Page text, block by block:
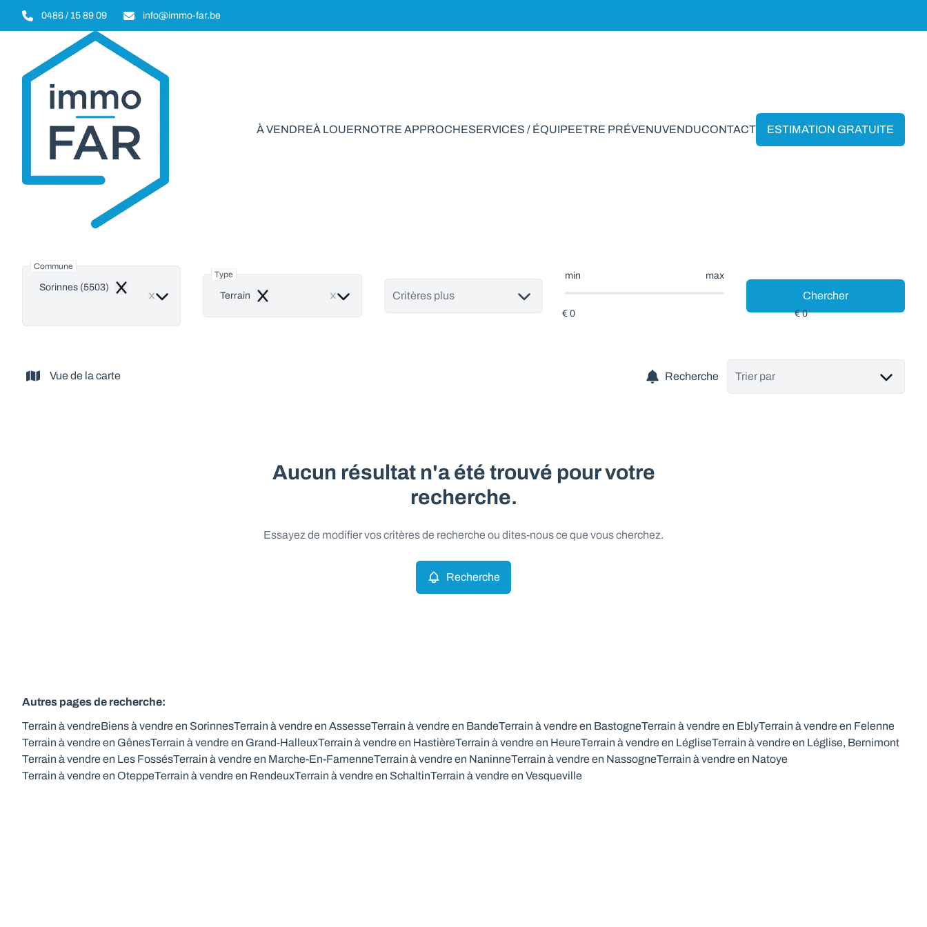
Aller au contenu principal
0486 / 15 89 09 info@immo-far.be
À VENDREÀ LOUERNOTRE APPROCHESERVICES / ÉQUIPEETRE PRÉVENUVENDUCONTACT ESTIMATION GRATUITE
Commune
Sorinnes (5503) Remove
Type
Terrain Remove Critères plus
min max
Chercher
Vue de la carte Recherche Trier par
Aucun résultat n'a été trouvé pour votre
recherche.
Essayez de modifier vos critères de recherche ou dites-nous ce que vous cherchez.
Recherche
Autres pages de recherche:
Terrain à vendreBiens à vendre en SorinnesTerrain à vendre en AssesseTerrain à vendre en BandeTerrain à vendre en BastogneTerrain à vendre en EblyTerrain à vendre en Felenne
Terrain à vendre en GênesTerrain à vendre en Grand-HalleuxTerrain à vendre en HastièreTerrain à vendre en HeureTerrain à vendre en LégliseTerrain à vendre en Léglise, Bernimont
Terrain à vendre en Les FossésTerrain à vendre en Marche-En-FamenneTerrain à vendre en NaninneTerrain à vendre en NassogneTerrain à vendre en Natoye
Terrain à vendre en OteppeTerrain à vendre en RendeuxTerrain à vendre en SchaltinTerrain à vendre en Vesqueville